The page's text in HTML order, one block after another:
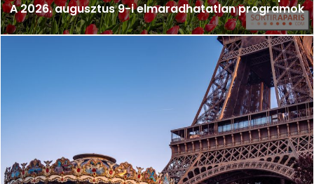
A 2026. augusztus 9-i elmaradhatatlan programok